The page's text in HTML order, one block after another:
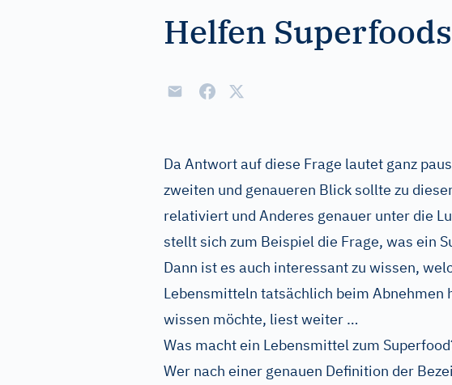
Helfen
Da Antwort auf diese Frage lautet ganz
zweiten und genaueren Blick sollte zu
relativiert und Anderes genauer unter die
stellt sich zum Beispiel die Frage, was ein
Dann ist es auch interessant zu wissen,
Lebensmitteln tatsächlich beim Abnehmen
wissen möchte, liest weiter …
Was macht ein Lebensmittel zum
Wer nach einer genauen Definition der